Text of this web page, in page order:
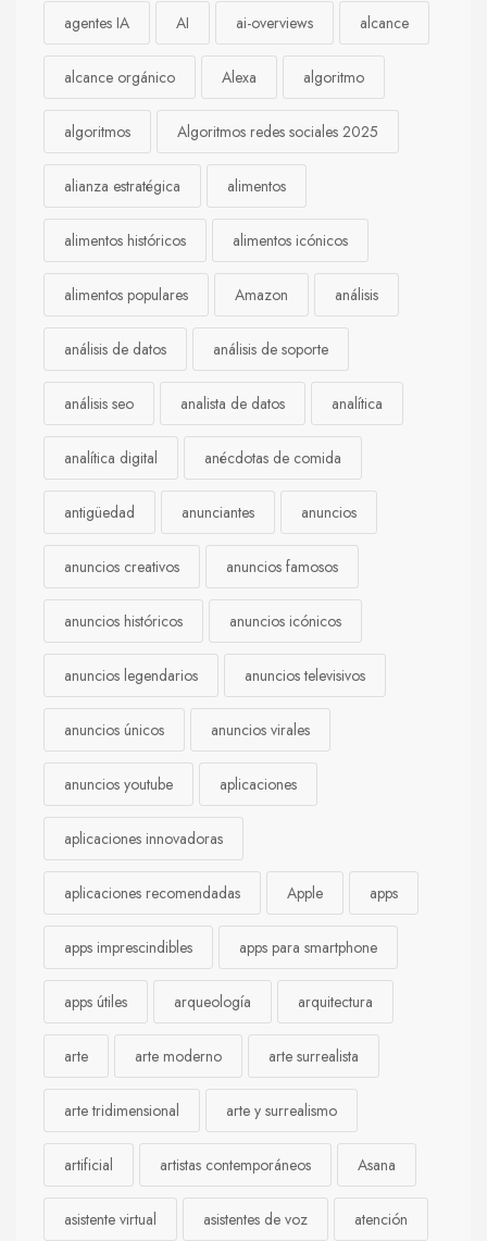
agentes IA AI ai-overviews alcance
alcance orgánico Alexa algoritmo
algoritmos Algoritmos redes sociales 2025
alianza estratégica alimentos
alimentos históricos alimentos icónicos
alimentos populares Amazon análisis
análisis de datos análisis de soporte
análisis seo analista de datos analítica
analítica digital anécdotas de comida
antigüedad anunciantes anuncios
anuncios creativos anuncios famosos
anuncios históricos anuncios icónicos
anuncios legendarios anuncios televisivos
anuncios únicos anuncios virales
anuncios youtube aplicaciones
aplicaciones innovadoras
aplicaciones recomendadas Apple apps
apps imprescindibles apps para smartphone
apps útiles arqueología arquitectura
arte arte moderno arte surrealista
arte tridimensional arte y surrealismo
artificial artistas contemporáneos Asana
asistente virtual asistentes de voz atención